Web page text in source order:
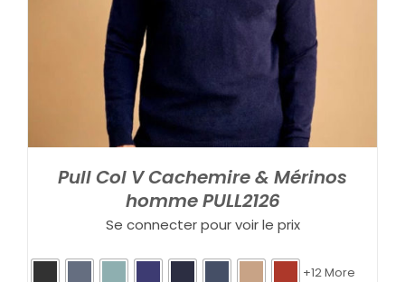
Pull Col V Cachemire & Mérinos
homme PULL2126
Se connecter pour voir le prix
+12 More